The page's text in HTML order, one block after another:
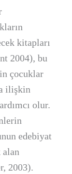
kitapları
2004), bu
çocuklar
ilişkin
olur.
edebiyat
alan
2003).